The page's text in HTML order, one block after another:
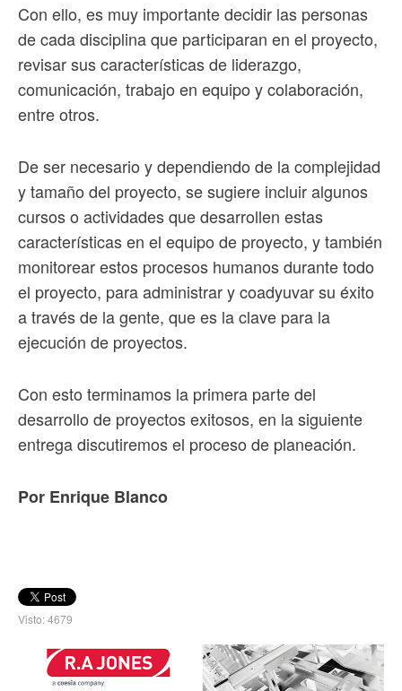
Con ello, es muy importante decidir las personas
de cada disciplina que participaran en el proyecto,
revisar sus características de liderazgo,
comunicación, trabajo en equipo y colaboración,
entre otros.
De ser necesario y dependiendo de la complejidad
y tamaño del proyecto, se sugiere incluir algunos
cursos o actividades que desarrollen estas
características en el equipo de proyecto, y también
monitorear estos procesos humanos durante todo
el proyecto, para administrar y coadyuvar su éxito
a través de la gente, que es la clave para la
ejecución de proyectos.
Con esto terminamos la primera parte del
desarrollo de proyectos exitosos, en la siguiente
entrega discutiremos el proceso de planeación.
Por Enrique Blanco
Visto: 4679